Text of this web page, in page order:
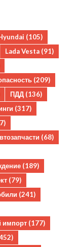
(105)
Lada Vesta (91)
(209)
ПДД (136)
(317)
(68)
(189)
(79)
(241)
импорт (177)